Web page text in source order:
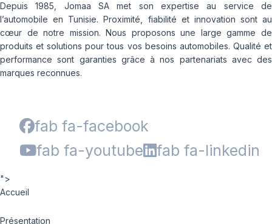
Depuis 1985, Jomaa SA met son expertise au service de
l’automobile en Tunisie. Proximité, fiabilité et innovation sont au
cœur de notre mission. Nous proposons une large gamme de
produits et solutions pour tous vos besoins automobiles. Qualité et
performance sont garanties grâce à nos partenariats avec des
marques reconnues.
fab fa-facebook
fab fa-youtube
fab fa-linkedin
">
Accueil
Présentation